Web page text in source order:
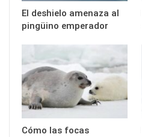
El deshielo amenaza al
pingüino emperador
Cómo las focas